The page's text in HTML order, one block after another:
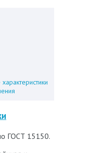
ГОСТ 15150.